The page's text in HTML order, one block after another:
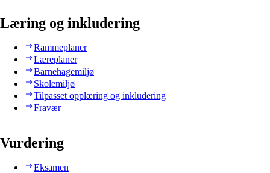
Læring og inkludering
Rammeplaner
Læreplaner
Barnehagemiljø
Skolemiljø
Tilpasset opplæring og inkludering
Fravær
Vurdering
Eksamen